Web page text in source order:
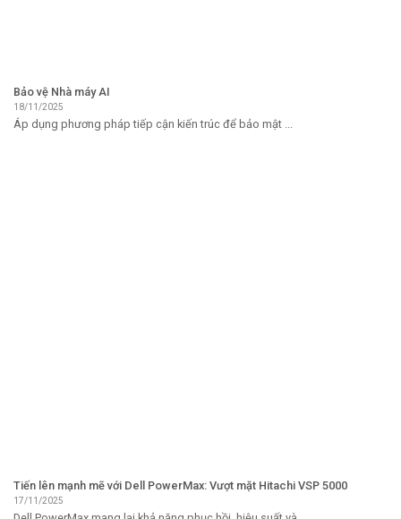
Bảo vệ Nhà máy AI
18/11/2025
Áp dụng phương pháp tiếp cận kiến ​​trúc để bảo mật ...
Tiến lên mạnh mẽ với Dell PowerMax: Vượt mặt Hitachi VSP 5000
17/11/2025